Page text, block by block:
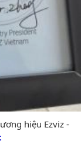
hiệu Ezviz -